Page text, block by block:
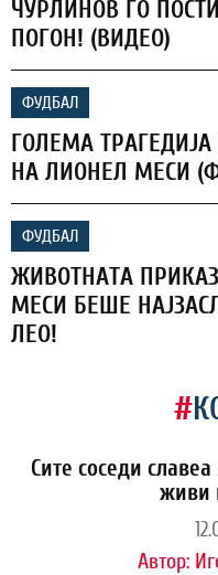
ЧУРЛИНОВ ГО
ПОГОН! (ВИДЕО)
ФУДБАЛ
ГОЛЕМА
НА ЛИОНЕЛ МЕСИ
ФУДБАЛ
ЖИВОТНАТА
МЕСИ БЕШЕ
ЛЕО!
#
Сите соседи
живи
Автор: